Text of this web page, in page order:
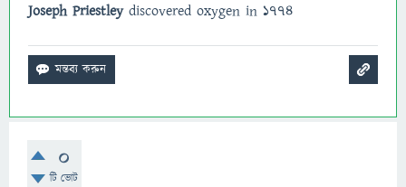
Joseph Priestleydiscovered oxygen in 1774
0
টি ভোট